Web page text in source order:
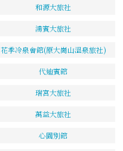
和源大旅社
鴻賓大旅社
花季冷泉會館(原大崗山溫泉旅社)
代迪賓館
瑞宮大旅社
萬益大旅社
心園別館